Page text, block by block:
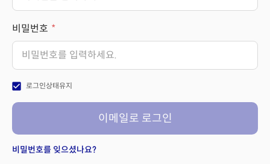
비밀번호
check_box 로그인상태유지
이메일로 로그인
비밀번호를 잊으셨나요?